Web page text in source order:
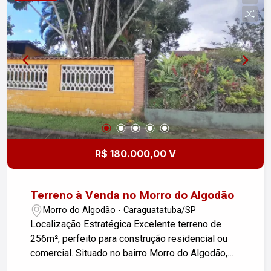
R$ 180.000,00 V
Terreno à Venda no Morro do Algodão
Morro do Algodão - Caraguatatuba/SP
Localização Estratégica Excelente terreno de
256m², perfeito para construção residencial ou
comercial. Situado no bairro Morro do Algodão,